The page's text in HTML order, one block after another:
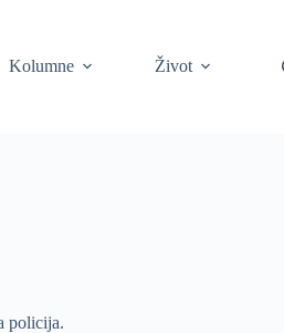
Kolumne Život
policija.